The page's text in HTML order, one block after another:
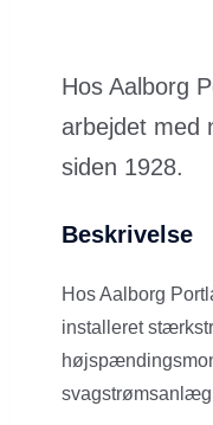
Hos Aalborg
arbejdet med
siden 1928.
Beskrivelse
Hos Aalborg
installeret
svagstrømsanlæg